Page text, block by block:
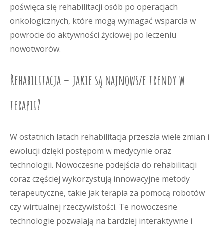
poświęca się rehabilitacji osób po operacjach
onkologicznych, które mogą wymagać wsparcia w
powrocie do aktywności życiowej po leczeniu
nowotworów.
Rehabilitacja – jakie są najnowsze trendy w
terapii?
W ostatnich latach rehabilitacja przeszła wiele zmian i
ewolucji dzięki postępom w medycynie oraz
technologii. Nowoczesne podejścia do rehabilitacji
coraz częściej wykorzystują innowacyjne metody
terapeutyczne, takie jak terapia za pomocą robotów
czy wirtualnej rzeczywistości. Te nowoczesne
technologie pozwalają na bardziej interaktywne i